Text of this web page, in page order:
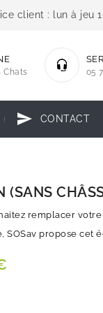
client : lun à jeu
05
Chats
send CONTACT
(SANS
remplacer votre
SOSav propose cet